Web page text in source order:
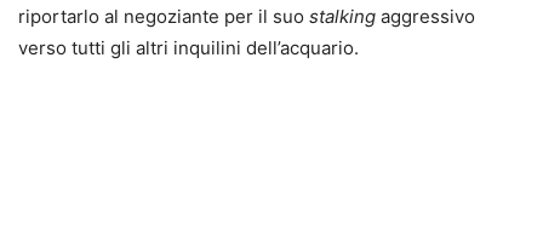
riportarlo al negoziante per il suo stalking aggressivo
verso tutti gli altri inquilini dell’acquario.